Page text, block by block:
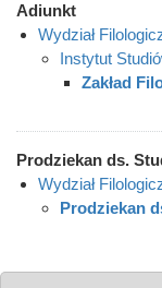
Adiunkt
Wydział
Instytut
Zakład
Prodziekan ds.
Wydział
Prodziekan